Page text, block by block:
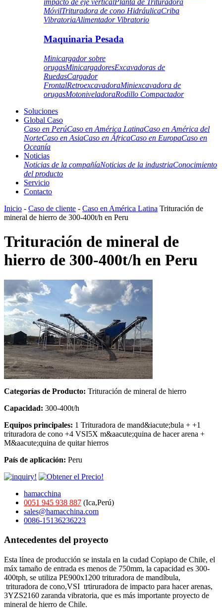
impacto de eje verticalPlanta de Trituradora
MóvilTrituradora de cono HidráulicaCriba
VibratoriaAlimentador Vibratorio
Maquinaria Pesada
Minicargador sobre
orugasMinicargadoresExcavadoras de
RuedasCargador
FrontalRetroexcavadoraMiniexcavadora de
orugasMotoniveladoraRodillo Compactador
Soluciones
Global Caso
Caso en PerúCaso en América LatinaCaso en América del
NorteCaso en AsiaCaso en ÁfricaCaso en EuropaCaso en
Oceanía
Noticias
Noticias de la compañíaNoticias de la industriaConocimiento
del producto
Servicio
Contacto
Inicio - Caso de cliente - Caso en América Latina Trituración de
mineral de hierro de 300-400t/h en Peru
Trituración de mineral de
hierro de 300-400t/h en Peru
Categorías de Producto: Trituración de mineral de hierro
Capacidad: 300-400t/h
Equipos principales: 1 Trituradora de mand&iacute;bula + +1
trituradora de cono +4 VSI5X m&aacute;quina de hacer arena +
M&aacute;quina de quitar hierros
País de aplicación: Peru
hamacchina
0051 945 938 887 (Ica,Perú)
sales@hamacchina.com
0086-15136236223
Antecedentes del proyecto
Esta línea de producción se instala en la cudad Copiapo de Chile, el
máx tamaño de entrada es menos de 750mm, la capacidad es 300-
400tph, se utiliza PE900x1200 trituradora de mandíbula,
trituradora de cono,VSI trtiruradora de impacto para hacer arenas,
3YZS2160 zaranda vibratoria, que es más importante proyecto de
mineral de hierro de Chile.